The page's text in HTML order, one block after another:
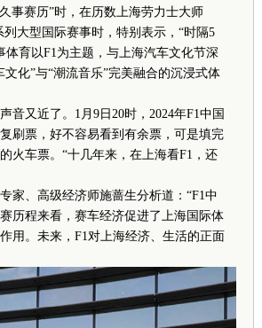
赛历”时，在历数上海劳力士大师
大型国际赛事时，特别表示，“时隔5
育以F1为主题，与上海汽车文化节深
化”与“潮流音乐”完美融合的沉浸式体
又近了。1月9日20时，2024年F1中国
刷票，好不容易看到有余票，可是填完
火车票。“十几年来，在上海看F1，还
、高级经济师施蔷生分析道：“F1中
历程来看，赛车经济促进了上海国际体
用。未来，F1对上海经济、生活的正面